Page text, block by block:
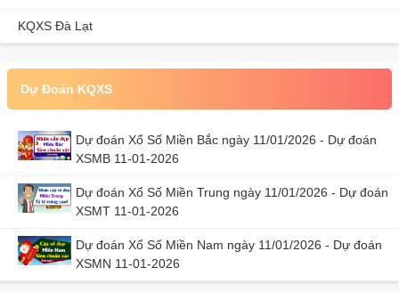
KQXS Đà Lạt
Dự Đoán KQXS
Dự đoán Xổ Số Miền Bắc ngày 11/01/2026 - Dự đoán
XSMB 11-01-2026
Dự đoán Xổ Số Miền Trung ngày 11/01/2026 - Dự đoán
XSMT 11-01-2026
Dự đoán Xổ Số Miền Nam ngày 11/01/2026 - Dự đoán
XSMN 11-01-2026